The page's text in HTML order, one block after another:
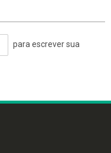
para escrever sua